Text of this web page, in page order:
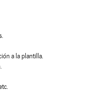
a la plantilla.